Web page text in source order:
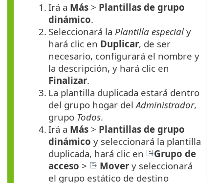
1. Irá a Más > Plantillas de grupo
dinámico.
2. Seleccionará la Plantilla especial y
hará clic en Duplicar, de ser
necesario, configurará el nombre y
la descripción, y hará clic en
Finalizar.
3. La plantilla duplicada estará dentro
del grupo hogar delAdministrador,
grupo Todos.
4. Irá a Más > Plantillas de grupo
dinámico y seleccionará la plantilla
duplicada, hará clic en
Grupo de
acceso > Mover y seleccionará
el grupo estático de destino